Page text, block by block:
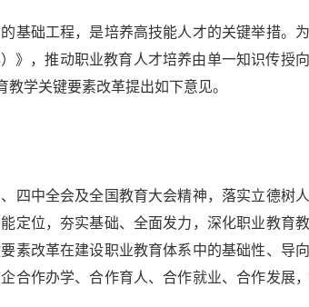
础工程，是培养高技能人才的关键举措。
》，推动职业教育人才培养由单一知识传授
学关键要素改革提出如下意见。
中全会及全国教育大会精神，落实立德树
定位，夯实基础、全面发力，深化职业教育
素改革在建设职业教育体系中的基础性、导
合作办学、合作育人、合作就业、合作发展